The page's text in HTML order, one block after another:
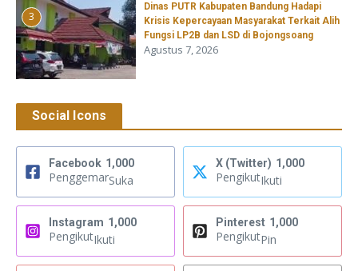
3
Dinas PUTR Kabupaten Bandung Hadapi
Krisis Kepercayaan Masyarakat Terkait Alih
Fungsi LP2B dan LSD di Bojongsoang
Agustus 7, 2026
Social Icons
Facebook 1,000
PenggemarSuka
X (Twitter) 1,000
PengikutIkuti
Instagram 1,000
PengikutIkuti
Pinterest 1,000
PengikutPin